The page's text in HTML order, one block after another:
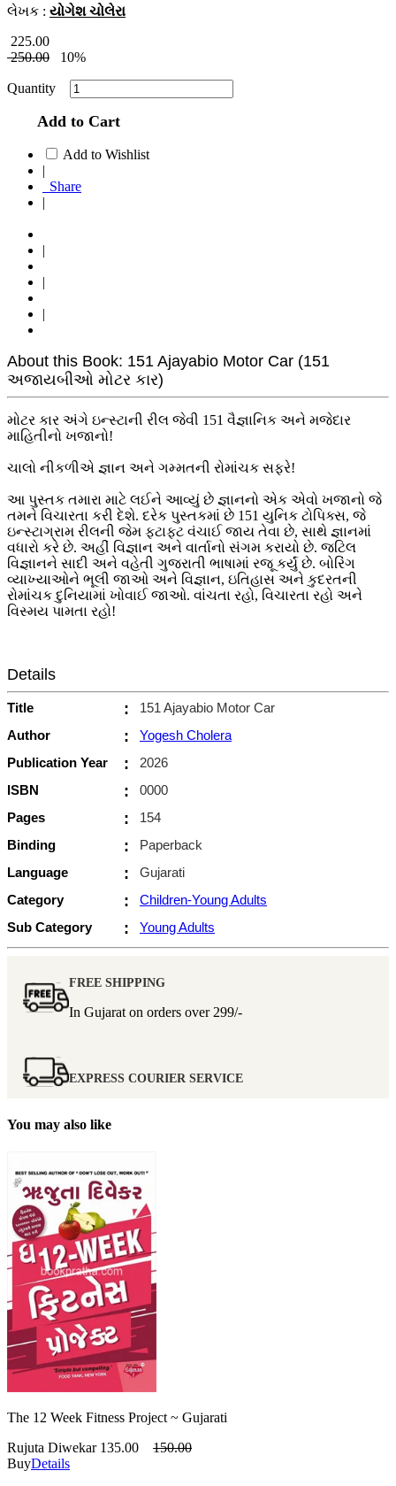
લેખક : યોગેશ ચોલેરા
225.00
250.00
10%
Quantity
Add to Cart
Add to Wishlist
|
Share
|
|
|
|
About this Book: 151 Ajayabio Motor Car (151
અજાયબીઓ મોટર કાર)
મોટર કાર અંગે ઇન્સ્ટાની રીલ જેવી 151 વૈજ્ઞાનિક અને મજેદાર
માહિતીનો ખજાનો!
ચાલો નીકળીએ જ્ઞાન અને ગમ્મતની રોમાંચક સફરે!
આ પુસ્તક તમારા માટે લઈને આવ્યું છે જ્ઞાનનો એક એવો ખજાનો જે
તમને વિચારતા કરી દેશે. દરેક પુસ્તકમાં છે 151 યુનિક ટોપિક્સ, જે
ઇન્સ્ટાગ્રામ રીલની જેમ ફટાફટ વંચાઈ જાય તેવા છે, સાથે જ્ઞાનમાં
વધારો કરે છે. અહીં વિજ્ઞાન અને વાર્તાનો સંગમ કરાયો છે. જટિલ
વિજ્ઞાનને સાદી અને વહેતી ગુજરાતી ભાષામાં રજૂ કર્યું છે. બોરિંગ
વ્યાખ્યાઓને ભૂલી જાઓ અને વિજ્ઞાન, ઇતિહાસ અને કુદરતની
રોમાંચક દુનિયામાં ખોવાઈ જાઓ. વાંચતા રહો, વિચારતા રહો અને
વિસ્મય પામતા રહો!
Details
Title :
151 Ajayabio Motor Car
Author
:
Yogesh Cholera
Publication Year
:
2026
ISBN
:
0000
Pages
:
154
Binding
:
Paperback
Language
:
Gujarati
Category
:
Children-Young Adults
Sub Category
: Young Adults
FREE SHIPPING
In Gujarat on orders over 299/-
EXPRESS COURIER SERVICE
You may also like
The 12 Week Fitness Project ~ Gujarati
Rujuta Diwekar 135.00
150.00
BuyDetails